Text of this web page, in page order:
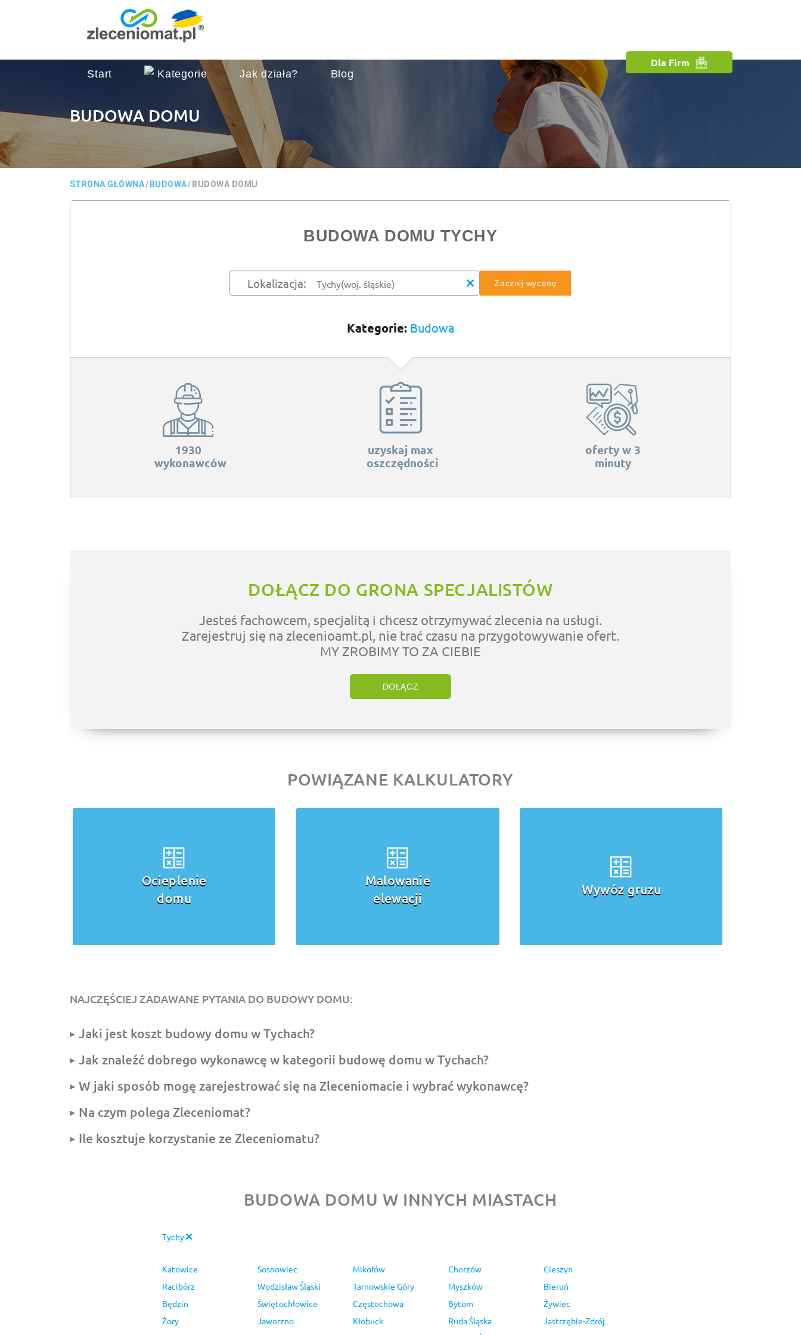
Dla Firm
Start Kategorie Jak działa? Blog
BUDOWA DOMU
STRONA GŁÓWNA/ BUDOWA/ BUDOWA DOMU
BUDOWA DOMU TYCHY
Lokalizacja: Zacznij wycenę
Kategorie: Budowa
1930
wykonawców
uzyskaj max
oszczędności
oferty w 3
minuty
DOŁĄCZ DO GRONA SPECJALISTÓW
Jesteś fachowcem, specjalitą i chcesz otrzymywać zlecenia na usługi.
Zarejestruj się na zlecenioamt.pl, nie trać czasu na przygotowywanie ofert.
MY ZROBIMY TO ZA CIEBIE
DOŁĄCZ
POWIĄZANE KALKULATORY
Ocieplenie
domu
Malowanie
elewacji
Wywóz gruzu
NAJCZĘŚCIEJ ZADAWANE PYTANIA DO BUDOWY DOMU:
Jaki jest koszt budowy domu w Tychach?
Jak znaleźć dobrego wykonawcę w kategorii budowę domu w Tychach?
W jaki sposób mogę zarejestrować się na Zleceniomacie i wybrać wykonawcę?
Na czym polega Zleceniomat?
Ile kosztuje korzystanie ze Zleceniomatu?
BUDOWA DOMU W INNYCH MIASTACH
Tychy
Katowice Sosnowiec Mikołów Chorzów
Cieszyn
Racibórz
Wodzisław Śląski Tarnowskie Góry Myszków
Bieruń
Będzin
Świętochłowice Częstochowa Bytom
Żywiec
Żory
Jaworzno Kłobuck Ruda Śląska
Jastrzębie-Zdrój